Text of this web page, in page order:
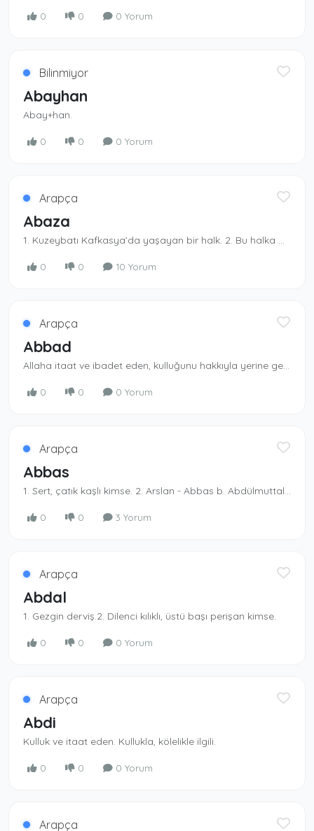
0 0 0 Yorum
Bilinmiyor
Abayhan
Abay+han.
0 0 0 Yorum
Arapça
Abaza
1. Kuzeybatı Kafkasya’da yaşayan bir halk. 2. Bu halka mensup olan kimse. 3. Karaçay-Çerkes Özerk bölgesinde yaşayan müslüman bir halk. - Abaza Hasan Paşa, Os­manlı vezirlerinden.
0 0 10 Yorum
Arapça
Abbad
Allaha itaat ve ibadet eden, kulluğunu hakkıyla yeri­ne getiren. Yasaklarından kaçınan. -Abbad b. Bişr. Ashab dan.
0 0 0 Yorum
Arapça
Abbas
1. Sert, çatık kaşlı kimse. 2. Arslan - Abbas b. Abdülmuttalib. Rasûlullah (s.a.s)’ın amcası, Mek­ke’nin fethinde müslüman olmuştur.
0 0 3 Yorum
Arapça
Abdal
1. Gezgin derviş.2. Dilenci kılıklı, üstü başı perişan kimse.
0 0 0 Yorum
Arapça
Abdi
Kulluk ve itaat eden. Kullukla, kölelikle ilgili.
0 0 0 Yorum
Arapça